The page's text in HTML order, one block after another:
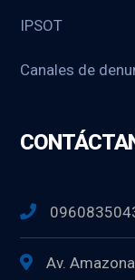
IPSOT
Canales de
Av.